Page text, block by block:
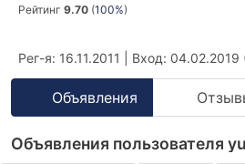
Рейтинг 9.70 (100%)
Рег-я: 16.11.2011 Вход: 04.02.2019
Объявления
Объявления пользователя